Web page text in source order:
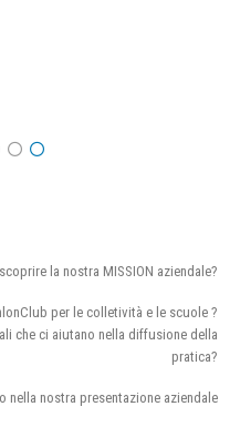
la nostra MISSION aziendale?
per le colletività e le scuole ?
che ci aiutano nella diffusione della
pratica?
nella nostra presentazione aziendale